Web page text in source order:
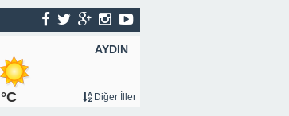
AYDIN
°C Diğer İller